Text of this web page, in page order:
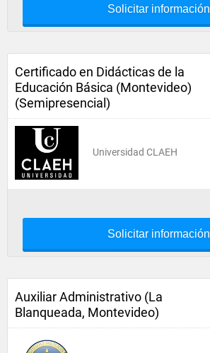
Solicitar información
Certificado en Didácticas de la
Educación Básica (Montevideo)
(Semipresencial)
Universidad CLAEH
Solicitar información
Auxiliar Administrativo (La
Blanqueada, Montevideo)